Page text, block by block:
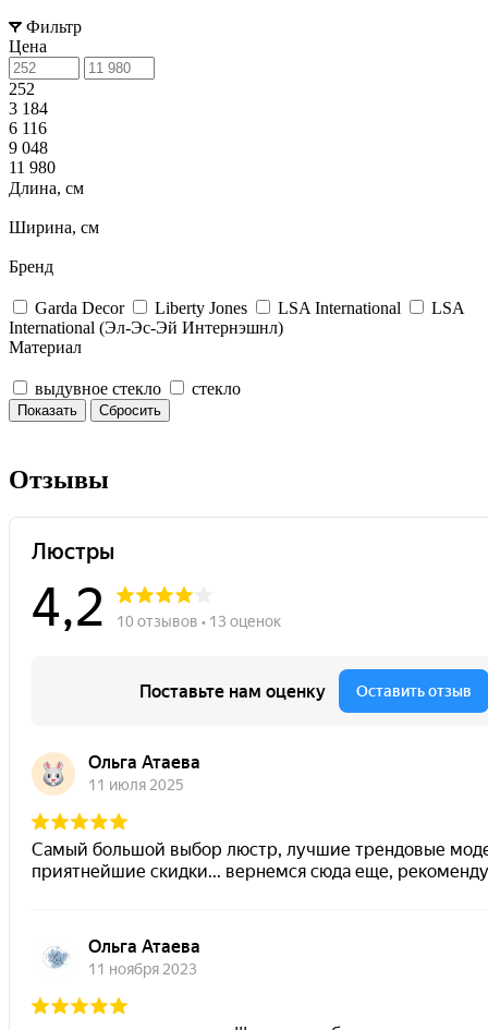
Фильтр
Цена
252
3 184
6 116
9 048
11 980
Длина, см
Ширина, см
Бренд
Garda Decor Liberty Jones LSA International
LSA
International (Эл-Эс-Эй Интернэшнл)
Материал
выдувное стекло стекло
Сбросить
Отзывы